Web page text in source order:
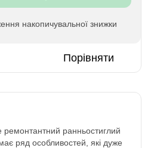
накопичувальної знижки
Порівняти
ремонтантний ранньостиглий
ряд особливостей, які дуже